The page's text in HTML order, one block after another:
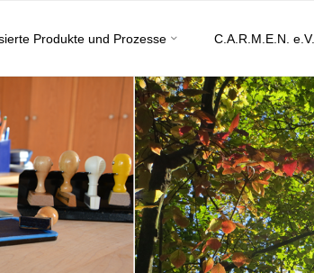
Produkte und Prozesse C.A.R.M.E.N. e.V.